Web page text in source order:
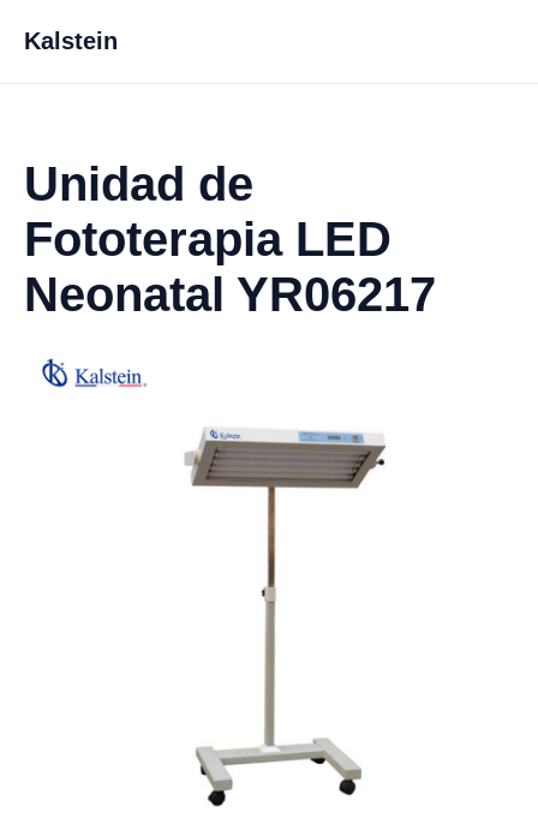
Kalstein
Unidad de
Fototerapia LED
Neonatal YR06217